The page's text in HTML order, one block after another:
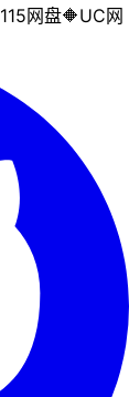
115网盘🔶UC网